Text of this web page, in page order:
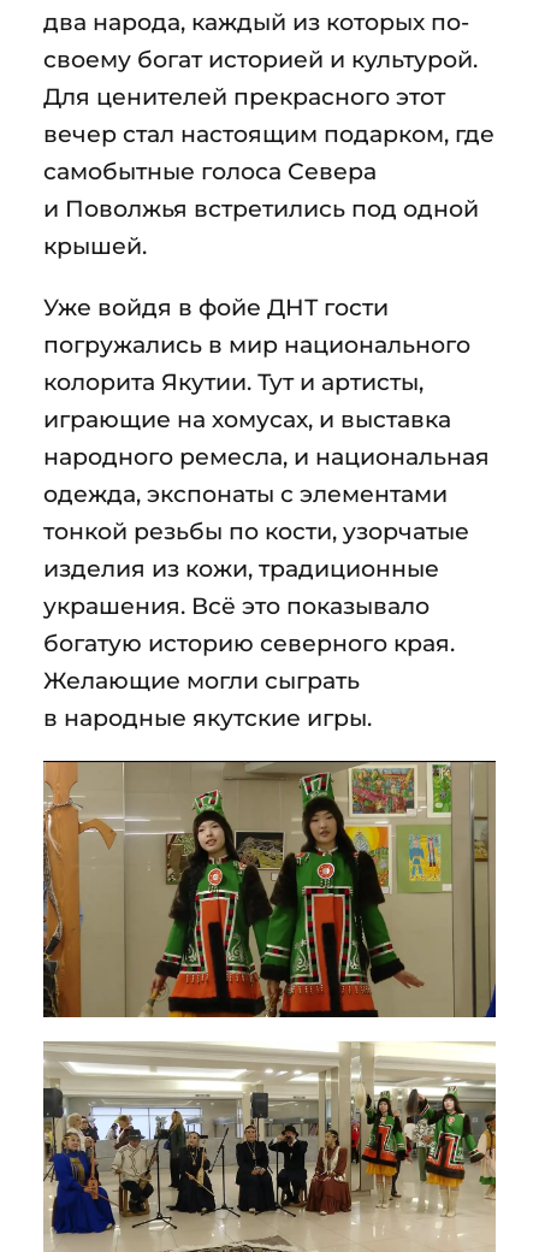
два народа, каждый из которых по-
своему богат историей и культурой.
Для ценителей прекрасного этот
вечер стал настоящим подарком, где
самобытные голоса Севера
и Поволжья встретились под одной
крышей.
Уже войдя в фойе ДНТ гости
погружались в мир национального
колорита Якутии. Тут и артисты,
играющие на хомусах, и выставка
народного ремесла, и национальная
одежда, экспонаты с элементами
тонкой резьбы по кости, узорчатые
изделия из кожи, традиционные
украшения. Всё это показывало
богатую историю северного края.
Желающие могли сыграть
в народные якутские игры.